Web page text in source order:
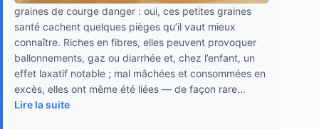
graines de courge danger : oui, ces petites graines
santé cachent quelques pièges qu’il vaut mieux
connaître. Riches en fibres, elles peuvent provoquer
ballonnements, gaz ou diarrhée et, chez l’enfant, un
effet laxatif notable ; mal mâchées et consommées en
excès, elles ont même été liées — de façon rare...
Lire la suite